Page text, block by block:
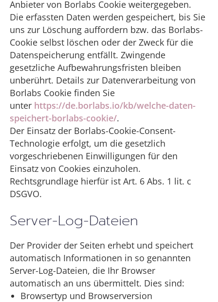
Anbieter von Borlabs Cookie weitergegeben.
Die erfassten Daten werden gespeichert, bis Sie
uns zur Löschung auffordern bzw. das Borlabs-
Cookie selbst löschen oder der Zweck für die
Datenspeicherung entfällt. Zwingende
gesetzliche Aufbewahrungsfristen bleiben
unberührt. Details zur Datenverarbeitung von
Borlabs Cookie finden Sie
unter https://de.borlabs.io/kb/welche-daten-
speichert-borlabs-cookie/.
Der Einsatz der Borlabs-Cookie-Consent-
Technologie erfolgt, um die gesetzlich
vorgeschriebenen Einwilligungen für den
Einsatz von Cookies einzuholen.
Rechtsgrundlage hierfür ist Art. 6 Abs. 1 lit. c
DSGVO.
Server-Log-Dateien
Der Provider der Seiten erhebt und speichert
automatisch Informationen in so genannten
Server-Log-Dateien, die Ihr Browser
automatisch an uns übermittelt. Dies sind:
Browsertyp und Browserversion